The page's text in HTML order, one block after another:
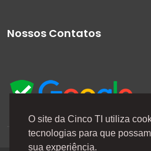
O site da Cinco TI utiliza
tecnologias para que
sua experiência.
A Cinco TI (5TI) é uma marca
Nossos Contatos